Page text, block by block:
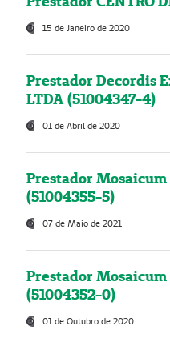
15 de Janeiro de 2020
Prestador Decordis
LTDA (51004347-4)
01 de Abril de 2020
Prestador
(51004355-5)
07 de Maio de 2021
Prestador
(51004352-0)
01 de Outubro de 2020